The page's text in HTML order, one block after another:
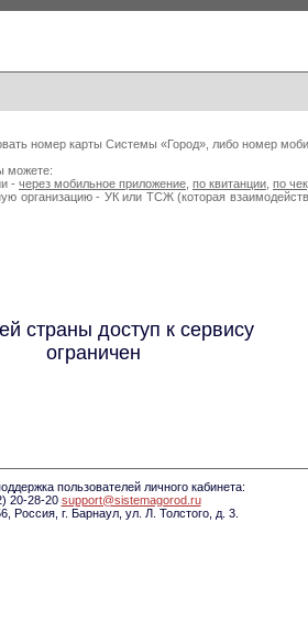
номер карты Системы «Город», либо номер
можете:
- через мобильное приложение по квитанции по
организацию - УК или ТСЖ (которая
страны доступ к сервису
ограничен
пользователей личного кабинета:
20-28-20 support@sistemagorod.ru
Россия, г. Барнаул, ул. Л. Толстого, д. 3.